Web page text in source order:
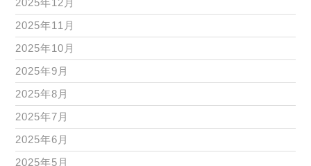
2025年12月
2025年11月
2025年10月
2025年9月
2025年8月
2025年7月
2025年6月
2025年5月